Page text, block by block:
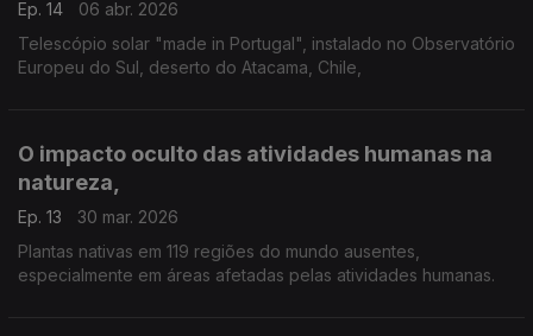
Ep. 14
06 abr. 2026
Telescópio solar "made in Portugal", instalado no Observatório
Europeu do Sul, deserto do Atacama, Chile,
O impacto oculto das atividades humanas na
natureza,
Ep. 13
30 mar. 2026
Plantas nativas em 119 regiões do mundo ausentes,
especialmente em áreas afetadas pelas atividades humanas.